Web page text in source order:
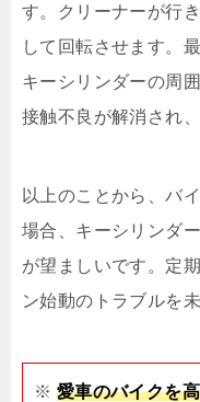
す。クリーナーが行
して回転させます。
キーシリンダーの周
接触不良が解消され
以上のことから、バ
場合、キーシリンダ
が望ましいです。定
ン始動のトラブルを
※ 愛車のバイクを